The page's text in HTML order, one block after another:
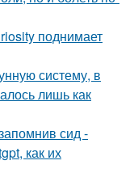
поднимает
систему, в
лишь как
сид -
как их